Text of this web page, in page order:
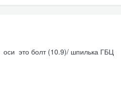
это болт (10.9)/ шпилька ГБЦ